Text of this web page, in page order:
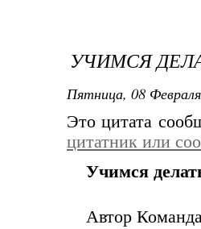
УЧИМСЯ
Пятница, 08
Это цитата
цитатник или
Учимся
Автор